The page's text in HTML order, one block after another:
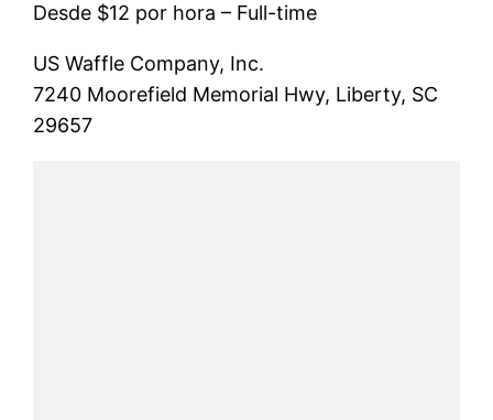
Desde $12 por hora – Full-time
US Waffle Company, Inc.
7240 Moorefield Memorial Hwy, Liberty, SC
29657